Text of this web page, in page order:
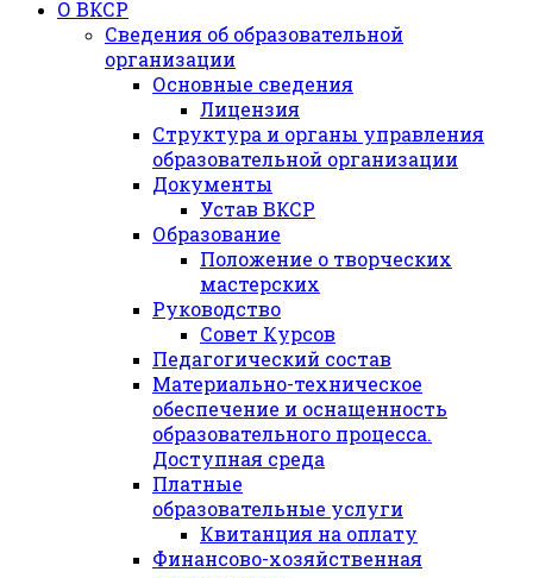
О ВКСР
Сведения об образовательной
организации
Основные сведения
Лицензия
Структура и органы управления
образовательной организации
Документы
Устав ВКСР
Образование
Положение о творческих
мастерских
Руководство
Совет Курсов
Педагогический состав
Материально-техническое
обеспечение и оснащенность
образовательного процесса.
Доступная среда
Платные
образовательные услуги
Квитанция на оплату
Финансово-хозяйственная